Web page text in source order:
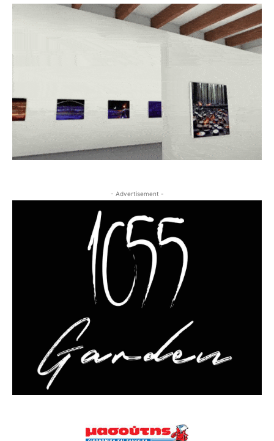
- Advertisement -